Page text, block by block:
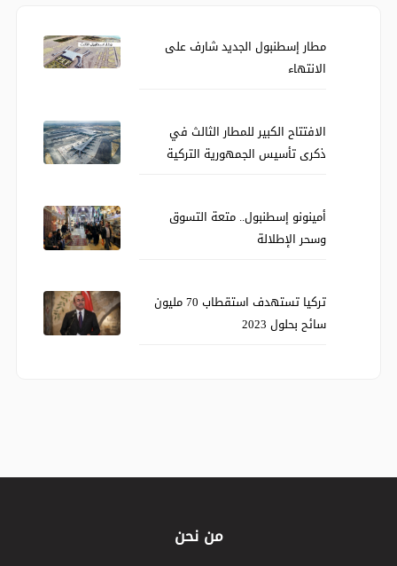
مطار إسطنبول الجديد شارف على
الانتهاء
الافتتاح الكبير للمطار الثالث في
ذكرى تأسيس الجمهورية التركية
أمينونو إسطنبول.. متعة التسوق
وسحر الإطلالة
تركيا تستهدف استقطاب 70 مليون
سائح بحلول 2023
من نحن